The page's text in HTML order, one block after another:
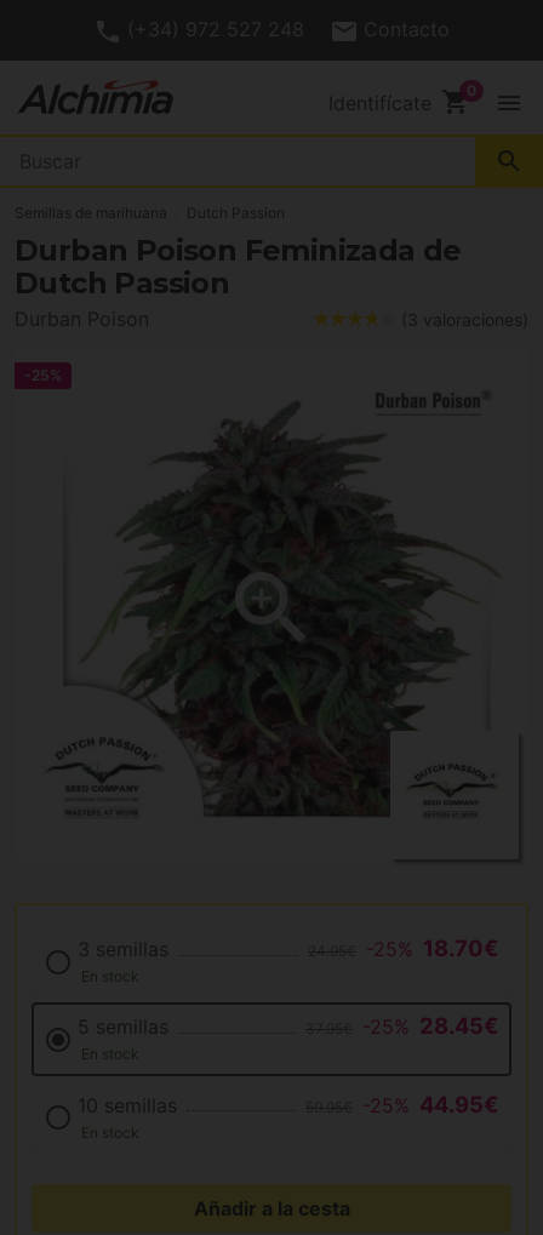
Identifícate shopping_cart menu
search
Semillas de marihuana Dutch Passion
Durban Poison Feminizada de
Dutch Passion
Durban Poison (3 valoraciones)
-25%
3 semillas -25% 18.70€
En stock
5 semillas -25% 28.45€
En stock
10 semillas -25% 44.95€
En stock
Añadir a la cesta